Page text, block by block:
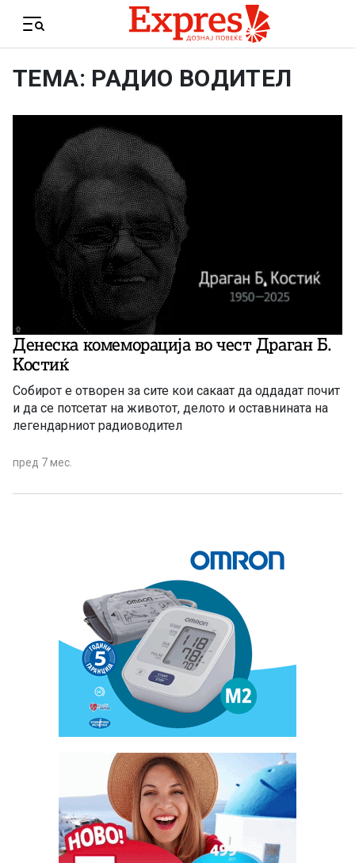
Menu
ТЕМА: РАДИО ВОДИТЕЛ
Денеска комеморација во чест Драган Б.
Костиќ
Собирот е отворен за сите кои сакаат да оддадат почит
и да се потсетат на животот, делото и оставнината на
легендарниот радиоводител
пред 7 мес.